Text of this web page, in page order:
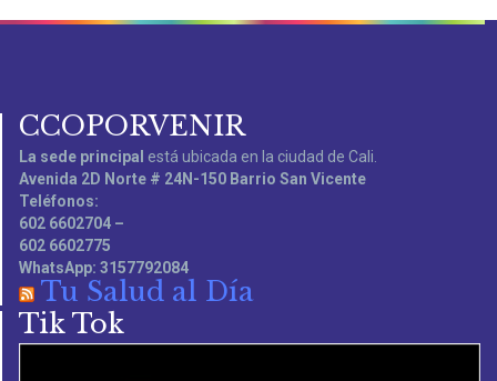
CCOPORVENIR
La sede principal está ubicada en la ciudad de Cali.
Avenida 2D Norte # 24N-150 Barrio San Vicente
Teléfonos:
602 6602704 –
602 6602775
WhatsApp: 3157792084
Tu Salud al Día
Tik Tok